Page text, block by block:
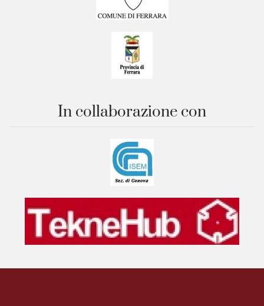
In collaborazione con